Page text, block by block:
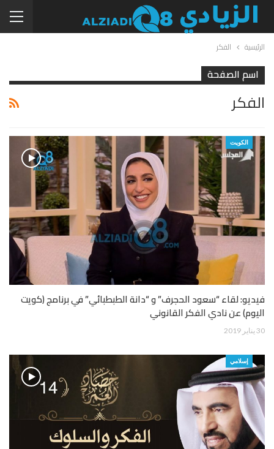
الرئيسية الفكر
اسم الصفحة
الفكر
الكويت
فيديو: لقاء “سعود الحجرف” و “دانة الطبطبائي” في برنامج (كويت
اليوم) عن نادي الفكر القانوني
30 يناير 2019
إسلامي